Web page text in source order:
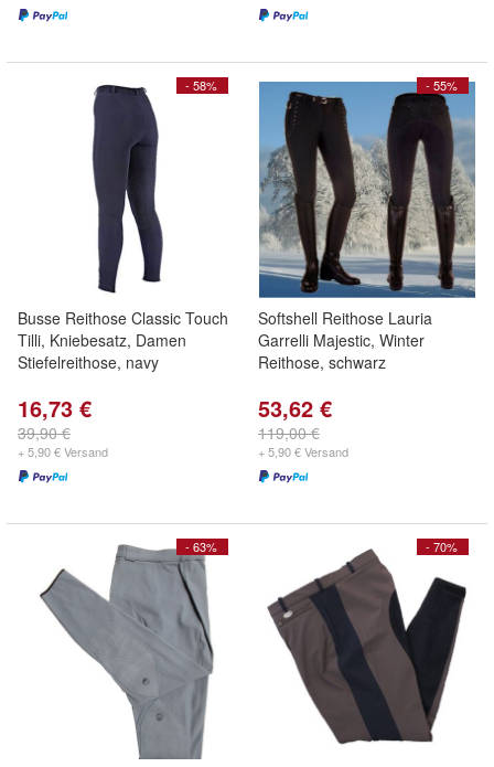
- 58%
Busse Reithose Classic Touch
Tilli, Kniebesatz, Damen
Stiefelreithose, navy
16,73 €
39,90 €
+ 5,90 € Versand
- 55%
Softshell Reithose Lauria
Garrelli Majestic, Winter
Reithose, schwarz
53,62 €
119,00 €
+ 5,90 € Versand
- 63% - 70%